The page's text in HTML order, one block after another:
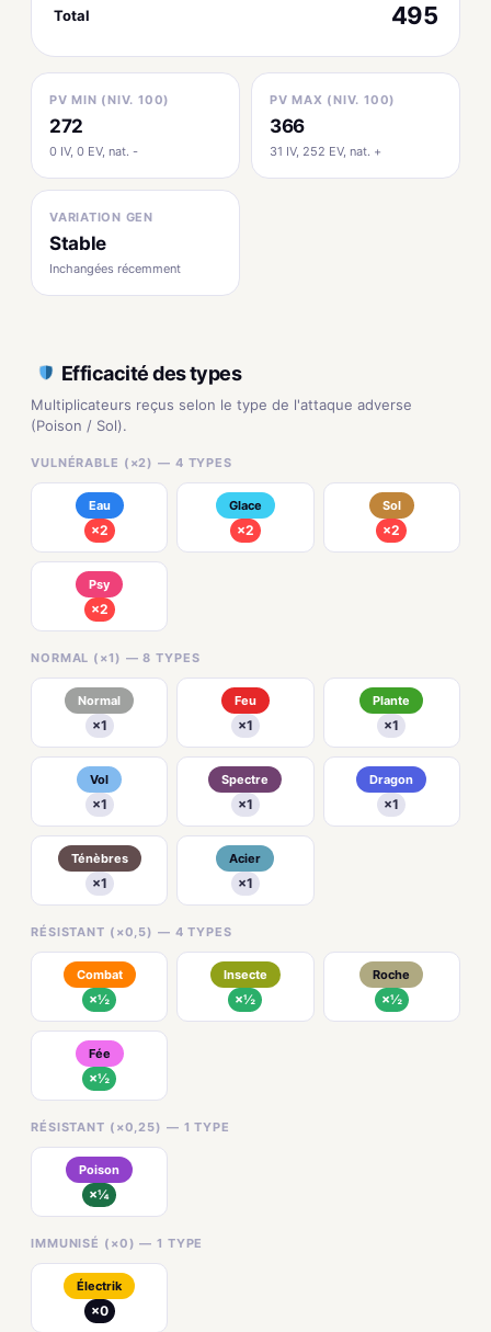
Total 495
PV MIN (NIV. 100)
272
0 IV, 0 EV, nat. -
PV MAX (NIV. 100)
366
31 IV, 252 EV, nat. +
VARIATION GEN
Stable
Inchangées récemment
Efficacité des types
Multiplicateurs reçus selon le type de l'attaque adverse
(Poison / Sol).
VULNÉRABLE (×2) — 4 TYPES
Eau
×2
Glace
×2
Sol
×2
Psy
×2
NORMAL (×1) — 8 TYPES
Normal
×1
Feu
×1
Plante
×1
Vol
×1
Spectre
×1
Dragon
×1
Ténèbres
×1
Acier
×1
RÉSISTANT (×0,5) — 4 TYPES
Combat
×½
Insecte
×½
Roche
×½
Fée
×½
RÉSISTANT (×0,25) — 1 TYPE
Poison
×¼
IMMUNISÉ (×0) — 1 TYPE
Électrik
×0